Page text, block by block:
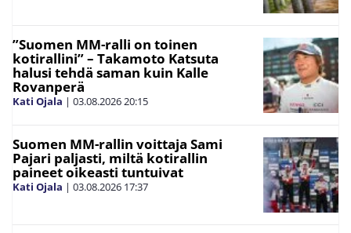
”Suomen MM-ralli on toinen
kotirallini” – Takamoto Katsuta
halusi tehdä saman kuin Kalle
Rovanperä
Kati Ojala | 03.08.202620:15
Suomen MM-rallin voittaja Sami
Pajari paljasti, miltä kotirallin
paineet oikeasti tuntuivat
Kati Ojala | 03.08.2026 17:37